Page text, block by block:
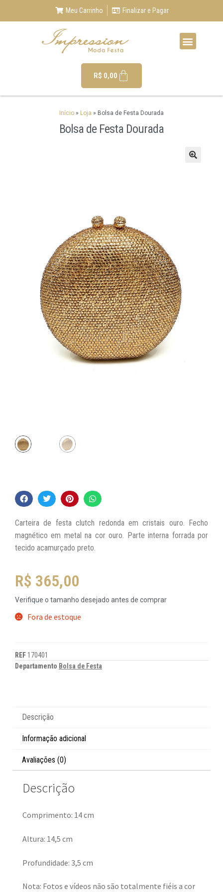
Meu Carrinho Finalizar e Pagar
R$ 0,00
Início » Loja » Bolsa de Festa Dourada
Bolsa de Festa Dourada
Carteira de festa clutch redonda em cristais ouro. Fecho
magnético em metal na cor ouro. Parte interna forrada por
tecido acamurçado preto.
R$ 365,00
Verifique o tamanho desejado antes de comprar
Fora de estoque
REF 170401
Departamento Bolsa de Festa
Descrição
Informação adicional
Avaliações (0)
Descrição
Comprimento: 14 cm
Altura: 14,5 cm
Profundidade: 3,5 cm
Nota: Fotos e vídeos não são totalmente fiéis a cor